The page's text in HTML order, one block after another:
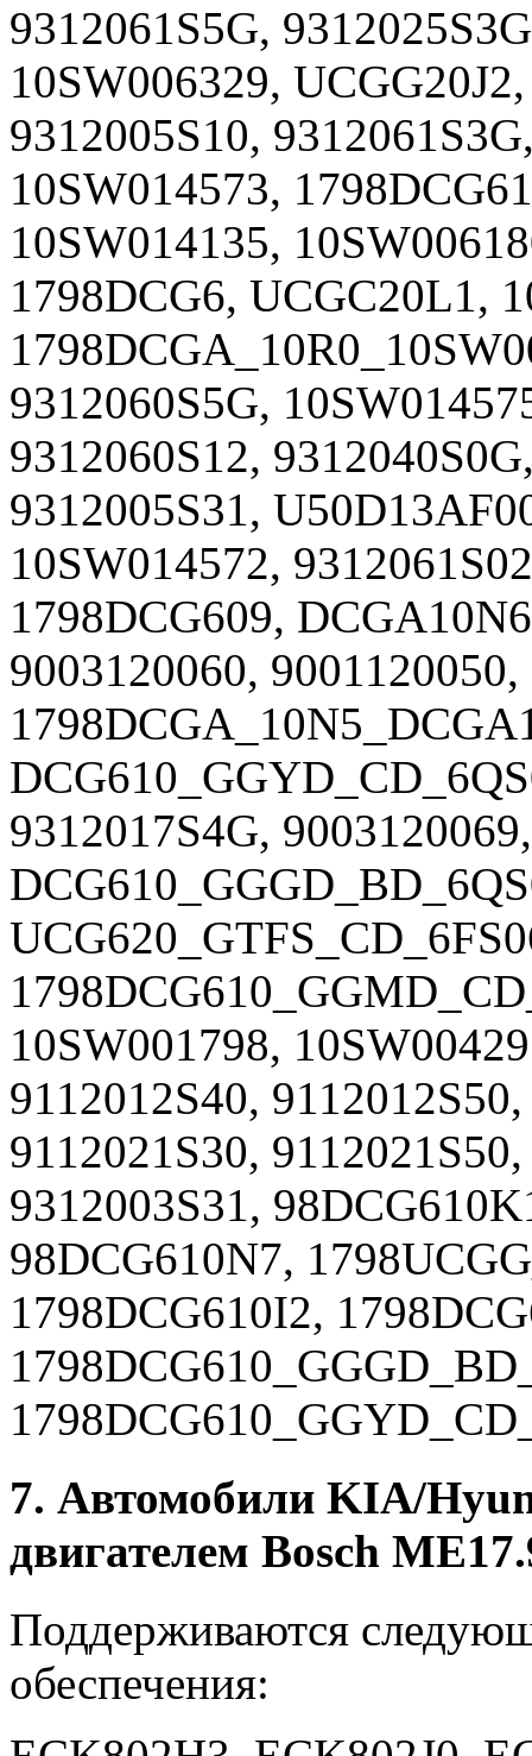
9312061S5G,
10SW006329,
9312005S10,
10SW014573,
10SW014135,
1798DCG6, UCGC20L1,
9312060S5G,
9312060S12,
9312005S31,
10SW014572,
1798DCG609,
9003120060,
9312017S4G, 9003120069,
10SW001798,
9112012S40,
9112021S30,
9312003S31,
98DCG610N7,
1798DCG610I2,
7. Автомобили KIA/
двигателем Bosch
Поддерживаются
обеспечения: